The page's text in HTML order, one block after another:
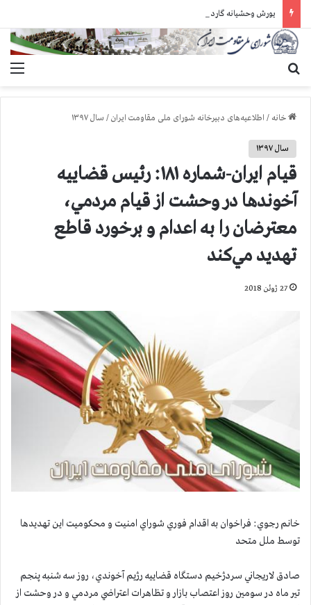
یورش وحشیانه گارد زندان اوین به سالن ۵ بند ۷ و ضرب و شتم زندانیان
خانه / اطلاعیه‌های دبیرخانه شورای ملی مقاومت ایران/ سال ۱۳۹۷
سال ۱۳۹۷
قیام ایران-شماره ۱۸۱: رئيس قضاييه
آخوندها در وحشت از قيام مردمي،
معترضان را به اعدام و برخورد قاطع
تهديد مي‌كند
27 ژوئن 2018
خانم رجوي: فراخوان به اقدام فوري شوراي امنيت و محكوميت اين تهديدها
توسط ملل متحد
صادق لاريجاني سردژخيم دستگاه قضاييه رژيم آخوندي، روز سه شنبه پنجم
تير ماه در سومين روز اعتصاب بازار و تظاهرات اعتراضي مردمي و در وحشت از